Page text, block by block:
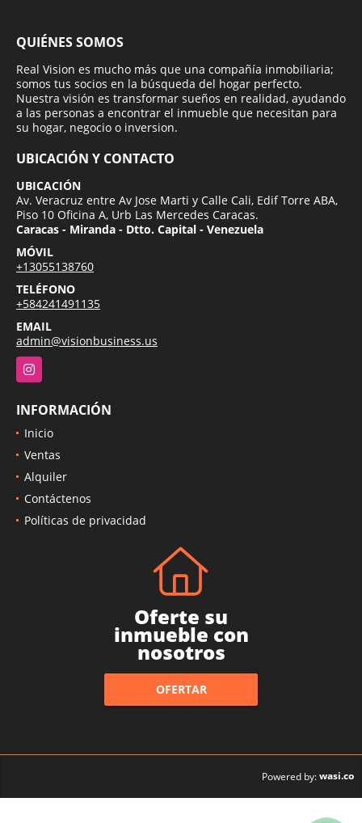
QUIÉNES SOMOS
Real Vision es mucho más que una compañía inmobiliaria;
somos tus socios en la búsqueda del hogar perfecto.
Nuestra visión es transformar sueños en realidad, ayudando
a las personas a encontrar el inmueble que necesitan para
su hogar, negocio o inversion.
UBICACIÓN Y CONTACTO
UBICACIÓN
Av. Veracruz entre Av Jose Marti y Calle Cali, Edif Torre ABA,
Piso 10 Oficina A, Urb Las Mercedes Caracas.
Caracas - Miranda - Dtto. Capital - Venezuela
MÓVIL
+13055138760
TELÉFONO
+584241491135
EMAIL
admin@visionbusiness.us
Instagram
INFORMACIÓN
Inicio
Ventas
Alquiler
Contáctenos
Políticas de privacidad
Oferte su
inmueble con
nosotros
OFERTAR
Powered by:wasi.co